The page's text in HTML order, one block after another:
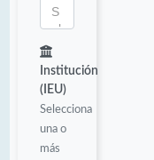
Institución
(IEU)
Selecciona
una o
más